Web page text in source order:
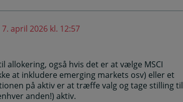
7. april 2026 kl. 12:57
allokering, også hvis det er at vælge MSCI
at inkludere emerging markets osv) eller et
på aktiv er at træffe valg og tage stilling til
anden!) aktiv.